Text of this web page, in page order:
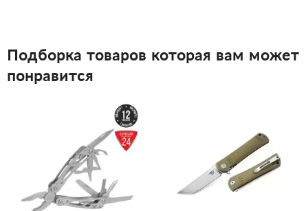
Подборка товаров которая вам может
понравится